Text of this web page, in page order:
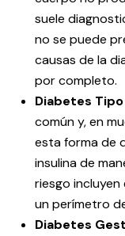
suele
no se puede
causas de la
por completo.
Diabetes Tipo
común y, en
esta forma de
insulina de
riesgo
un perímetro
Diabetes